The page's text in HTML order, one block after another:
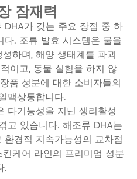
잠재력
가 갖는 주요 장점 중 하
. 조류 발효 시스템은 물을
하며, 해양 생태계를 파괴
이고, 동물 실험을 하지 않
품 성분에 대한 소비자들의
맥상통합니다.
다기능성을 지닌 생리활성
고 있습니다. 해조류 DHA는
경적 지속가능성의 교차점
케어 라인의 프리미엄 성분
.